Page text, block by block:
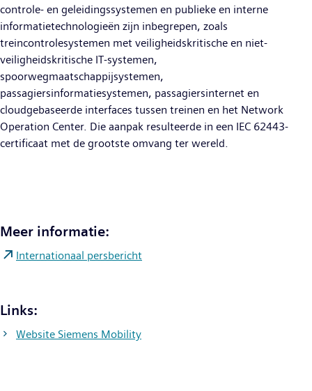
controle- en geleidingssystemen en publieke en interne
informatietechnologieën zijn inbegrepen, zoals
treincontrolesystemen met veiligheidskritische en niet-
veiligheidskritische IT-systemen,
spoorwegmaatschappijsystemen,
passagiersinformatiesystemen, passagiersinternet en
cloudgebaseerde interfaces tussen treinen en het Network
Operation Center. Die aanpak resulteerde in een IEC 62443-
certificaat met de grootste omvang ter wereld.
Meer informatie:
Internationaal persbericht
Links:
Website Siemens Mobility